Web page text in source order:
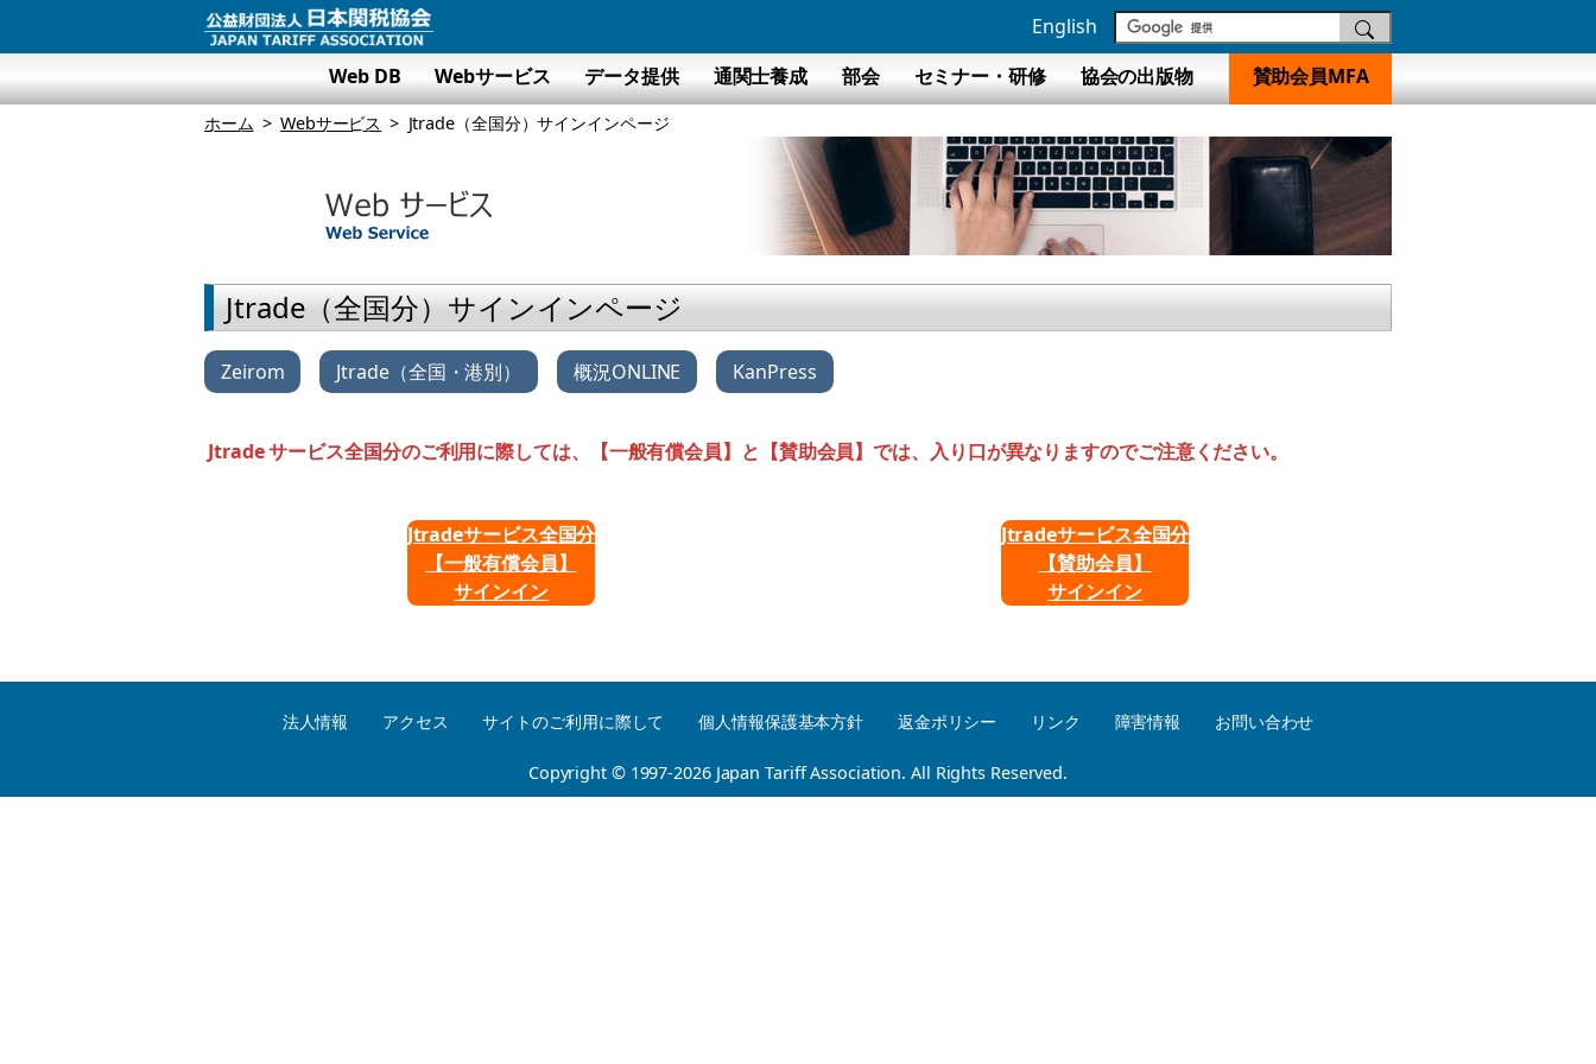
English
Web DB
Webサービス データ提供 通関士養成 部会 セミナー・研修 協会の出版物 賛助会員MFA
ホーム Webサービス Jtrade（全国分）サインインページ
Jtrade（全国分）サインインページ
Zeirom Jtrade（全国・港別） 概況ONLINE KanPress
Jtrade サービス全国分のご利用に際しては、【一般有償会員】と【賛助会員】では、入り口が異なりますのでご注意ください。
Jtradeサービス全国分
【一般有償会員】
サインイン
Jtradeサービス全国分
【賛助会員】
サインイン
法人情報 アクセス サイトのご利用に際して 個人情報保護基本方針 返金ポリシー リンク 障害情報 お問い合わせ
Copyright © 1997-2026Japan Tariff Association. All Rights Reserved.